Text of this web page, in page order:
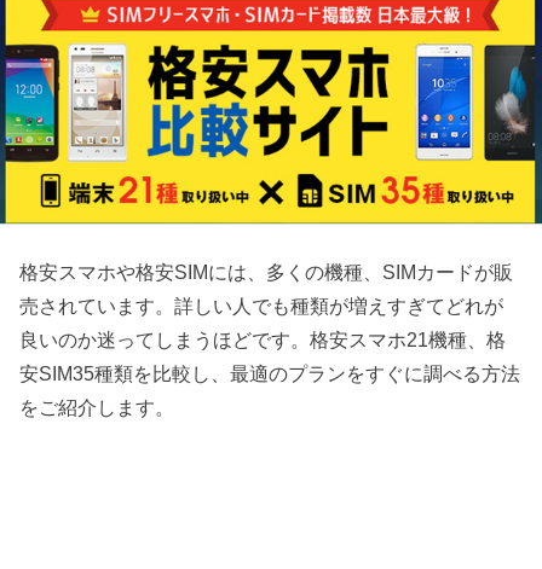
格安スマホや格安SIMには、多くの機種、SIMカードが販
売されています。詳しい人でも種類が増えすぎてどれが
良いのか迷ってしまうほどです。格安スマホ21機種、格
安SIM35種類を比較し、最適のプランをすぐに調べる方法
をご紹介します。